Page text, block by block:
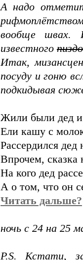
А надо
вообще швах.
известного
Итак,
посуду и гоню
подкидывая
Жили были дед и
Ели кашу с
Рассердился дед
Впрочем, сказка
На кого дед
А о том, что он
Читать дальше?
ночь с 24 на 25
P.S. Кстати,